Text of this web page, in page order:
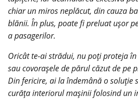
chiar un miros neplăcut, din cauza
blănii. În plus, poate fi preluat ușor
a pasagerilor.
Oricât te-ai strădui, nu poți proteja
sau covorașele de părul căzut de pe
Din fericire, ai la îndemână o soluție
curăța interiorul mașinii folosind un